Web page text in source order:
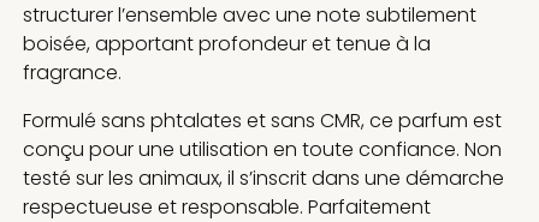
structurer l’ensemble avec une note subtilement
boisée, apportant profondeur et tenue à la
fragrance.
Formulé sans phtalates et sans CMR, ce parfum est
conçu pour une utilisation en toute confiance. Non
testé sur les animaux, il s’inscrit dans une démarche
respectueuse et responsable. Parfaitement